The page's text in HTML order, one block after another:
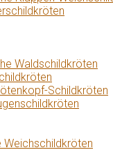
Waldschildkröten
Schildkröten
Weichschildkröten